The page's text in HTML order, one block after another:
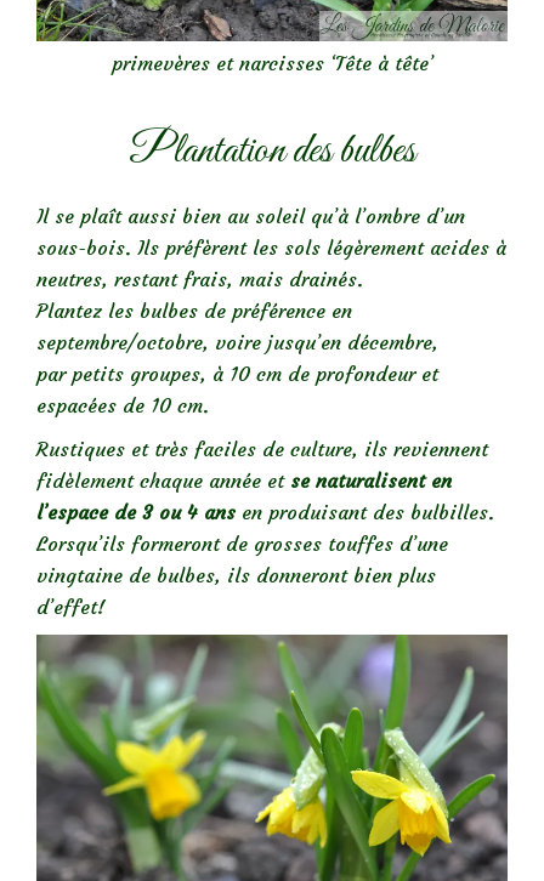
primevères et narcisses ‘Tête à tête’
Plantation des bulbes
Il se plaît aussi bien au soleil qu’à l’ombre d’un
sous-bois. Ils préfèrent les sols légèrement acides à
neutres, restant frais, mais drainés.
Plantez les bulbes de préférence en
septembre/octobre, voire jusqu’en décembre,
par petits groupes, à 10 cm de profondeur et
espacées de 10 cm.
Rustiques et très faciles de culture, ils reviennent
fidèlement chaque année et se naturalisent en
l’espace de 3 ou 4 ans en produisant des bulbilles.
Lorsqu’ils formeront de grosses touffes d’une
vingtaine de bulbes, ils donneront bien plus
d’effet!